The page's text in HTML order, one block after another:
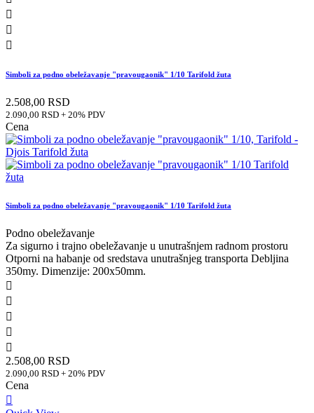



Simboli za podno obeležavanje "pravougaonik" 1/10 Tarifold žuta
2.508,00 RSD
2.090,00 RSD + 20% PDV
Cena
Simboli za podno obeležavanje "pravougaonik" 1/10 Tarifold žuta
Podno obeležavanje
Za sigurno i trajno obeležavanje u unutrašnjem radnom prostoru
Otporni na habanje od sredstava unutrašnjeg transporta Debljina
350my. Dimenzije: 200x50mm.





2.508,00 RSD
2.090,00 RSD + 20% PDV
Cena
